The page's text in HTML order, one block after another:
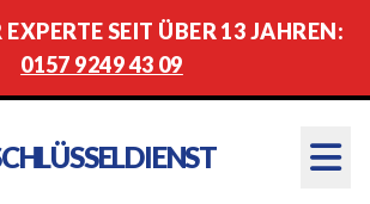
SEIT ÜBER 13 JAHREN:
0157 9249 43 09